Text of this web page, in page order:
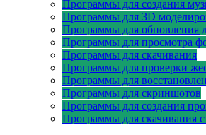
Программы для создания
Программы для 3D
Программы для обновления
Программы для просмотра
Программы для скачивания
Программы для проверки
Программы для
Программы для скриншотов
Программы для создания
Программы для скачивания